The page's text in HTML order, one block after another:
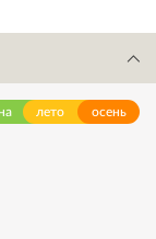
лето осень